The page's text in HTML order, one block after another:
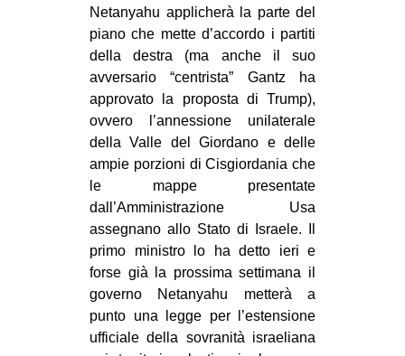
Netanyahu applicherà la parte del
piano che mette d’accordo i partiti
della destra (ma anche il suo
avversario “centrista” Gantz ha
approvato la proposta di Trump),
ovvero l’annessione unilaterale
della Valle del Giordano e delle
ampie porzioni di Cisgiordania che
le mappe presentate
dall’Amministrazione Usa
assegnano allo Stato di Israele. Il
primo ministro lo ha detto ieri e
forse già la prossima settimana il
governo Netanyahu metterà a
punto una legge per l’estensione
ufficiale della sovranità israeliana